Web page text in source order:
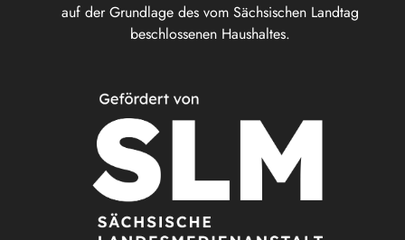
auf der Grundlage des vom Sächsischen Landtag
beschlossenen Haushaltes.